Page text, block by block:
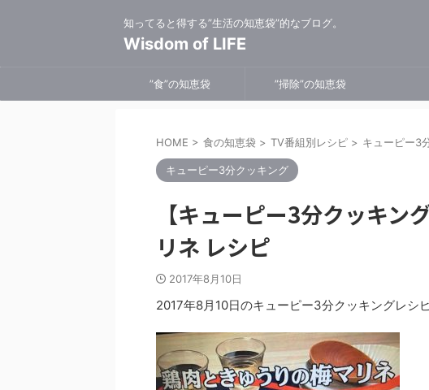
知ってると得する”生活の知恵袋”的なブログ。
Wisdom of LIFE
”食”の知恵袋 ”掃除”の知恵袋
HOME > 食の知恵袋 > TV番組別レシピ > キューピー3
キューピー3分クッキング
【キューピー3分クッキン
リネ レシピ
2017年8月10日
2017年8月10日のキューピー3分クッキングレシ